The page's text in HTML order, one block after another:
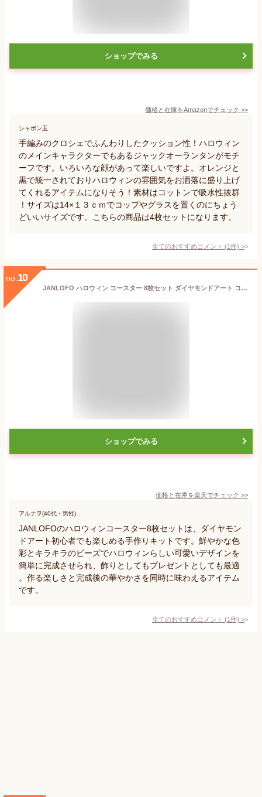
ショップでみる
価格と在庫をAmazonでチェック >>
シャボン玉
手編みのクロシェでふんわりしたクッション性！ハロウィン
のメインキャラクターでもあるジャックオーランタンがモチ
ーフです。いろいろな顔があって楽しいですよ。オレンジと
黒で統一されておりハロウィンの雰囲気をお洒落に盛り上げ
てくれるアイテムになりそう！素材はコットンで吸水性抜群
！サイズは14×１３ｃｍでコップやグラスを置くのにちょう
どいいサイズです。こちらの商品は4枚セットになります。
全てのおすすめコメント (1件) >
no. 10
JANLOFO ハロウィン コースター 8枚セット ダイヤモンドアート コースター ハロウィン プレゼント ダイアモンドアート キット 初心者 ハロウィン 飾り 手作りキット 手芸キット
ショップでみる
価格と在庫を楽天でチェック >>
アルナヲ(40代・男性)
JANLOFOのハロウィンコースター8枚セットは、ダイヤモン
ドアート初心者でも楽しめる手作りキットです。鮮やかな色
彩とキラキラのビーズでハロウィンらしい可愛いデザインを
簡単に完成させられ、飾りとしてもプレゼントとしても最適
。作る楽しさと完成後の華やかさを同時に味わえるアイテム
です。
全てのおすすめコメント (1件) >